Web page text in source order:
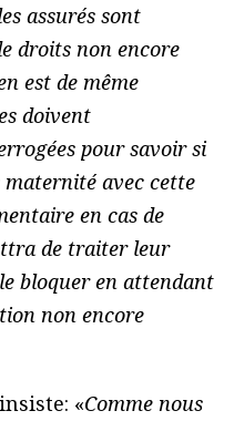
assurés sont
droits non encore
est de même
doivent
pour savoir si
maternité avec cette
en cas de
de traiter leur
bloquer en attendant
non encore
«Comme nous